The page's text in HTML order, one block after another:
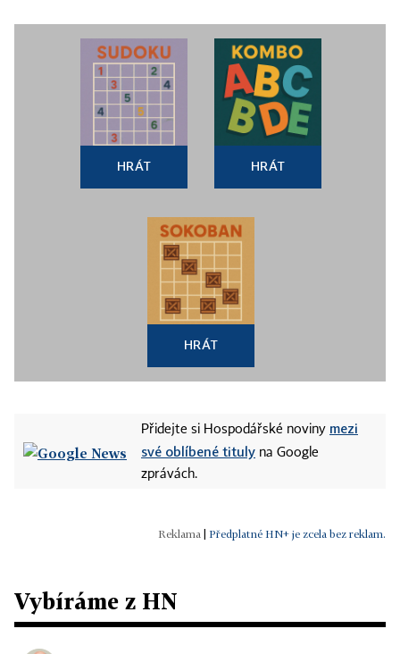
HRÁT HRÁT
HRÁT
Přidejte si Hospodářské noviny mezi
své oblíbené tituly na Google
zprávách.
Předplatné HN+ je zcela bez reklam.
Vybíráme z HN